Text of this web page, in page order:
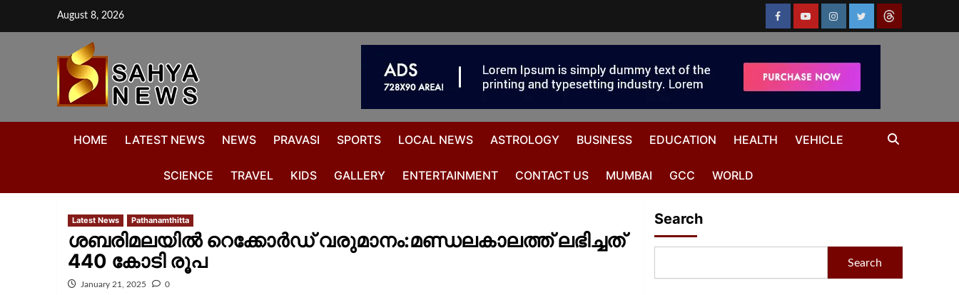
August 8, 2026
HOME LATEST NEWS NEWS PRAVASI SPORTS LOCAL NEWS ASTROLOGY BUSINESS EDUCATION HEALTH VEHICLE
SCIENCE TRAVEL KIDS GALLERY ENTERTAINMENT CONTACT US MUMBAI GCC WORLD
Latest News Pathanamthitta
ശബരിമലയിൽ റെക്കോർഡ് വരുമാനം:മണ്ഡലകാലത്ത് ലഭിച്ചത്
440 കോടി രൂപ
January 21, 2025 0
Search
Search